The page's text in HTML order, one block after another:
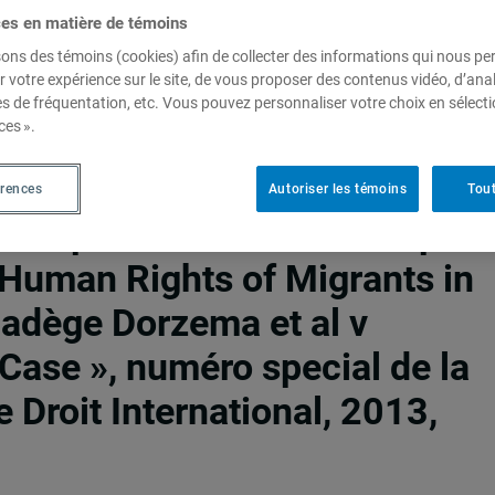
« Equality Rights
: Revisiting the
Republic Case », in
Duruflé Christopher
Rights of Migrants in
Dorzema et al v
», numéro special de la
Droit International, 2013,
en matière de témoins
des témoins (cookies) afin de collecter des informations qui nous
votre expérience sur le site, de vous proposer des contenus vidéo,
de fréquentation, etc. Vous pouvez personnaliser votre choix en
».
Autoriser les témoins